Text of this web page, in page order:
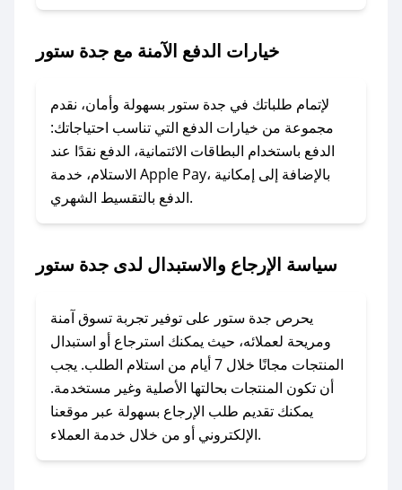
2. الصقه في خانة الدفع عند التسوق من جدة ستور.
### ماذا أفعل إذا لم يعمل كود الخصم؟
الرسائل الخاصة على تويتر أو البريد الإلكتروني،
وسنقوم بحل المشكلة في أسرع وقت ممكن.
### ماذا أفعل إذا لم أجد كود خصم لمتجري
المفضل؟
في حال عدم توفر كوبونات لمتجرك المفضل، يمكنك
أسرع وقت ممكن.
### كيف تحصل على كوبونات خصم حصرية من
جدة ستور؟
للحصول على كوبونات وخصومات حصرية، قم بما
يلي:
- اضغط على أيقونة متابعة لمتجر جدة ستور في
تطبيق صحصح.
خيارات الدفع الآمنة مع جدة ستور
لإتمام طلباتك في جدة ستور بسهولة وأمان، نقدم
مجموعة من خيارات الدفع التي تناسب احتياجاتك:
الدفع باستخدام البطاقات الائتمانية، الدفع نقدًا عند
الاستلام، خدمة Apple Pay، بالإضافة إلى إمكانية
الدفع بالتقسيط الشهري.
سياسة الإرجاع والاستبدال لدى جدة ستور
يحرص جدة ستور على توفير تجربة تسوق آمنة
ومريحة لعملائه، حيث يمكنك استرجاع أو استبدال
المنتجات مجانًا خلال 7 أيام من استلام الطلب. يجب
أن تكون المنتجات بحالتها الأصلية وغير مستخدمة.
يمكنك تقديم طلب الإرجاع بسهولة عبر موقعنا
الإلكتروني أو من خلال خدمة العملاء.